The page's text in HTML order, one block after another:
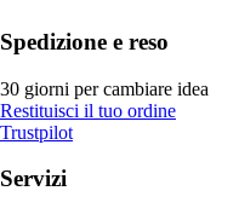
Spedizione e reso
30 giorni per cambiare idea
Restituisci il tuo ordine
Trustpilot
Servizi